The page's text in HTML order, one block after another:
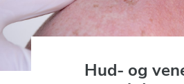
Hud- og